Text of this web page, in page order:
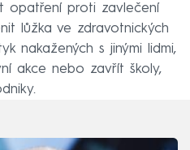
opatření proti zavlečení
lůžka ve zdravotnických
nakažených s jinými lidmi,
akce nebo zavřít školy,